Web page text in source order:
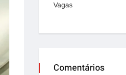
Vagas
Comentários